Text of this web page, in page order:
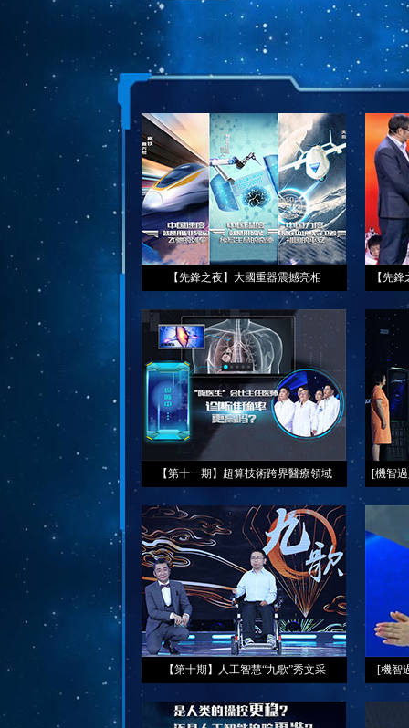
【先鋒之夜】大國重器震撼亮相 【先
【第十一期】超算技術跨界醫療領域 [機智
【第十期】人工智慧“九歌”秀文采 [機智